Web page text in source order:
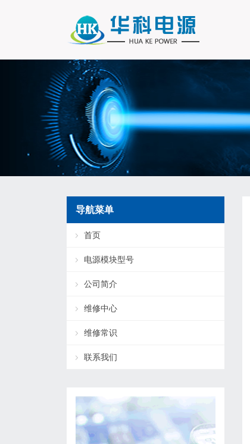
导航菜单
首页
电源模块型号
公司简介
维修中心
维修常识
联系我们